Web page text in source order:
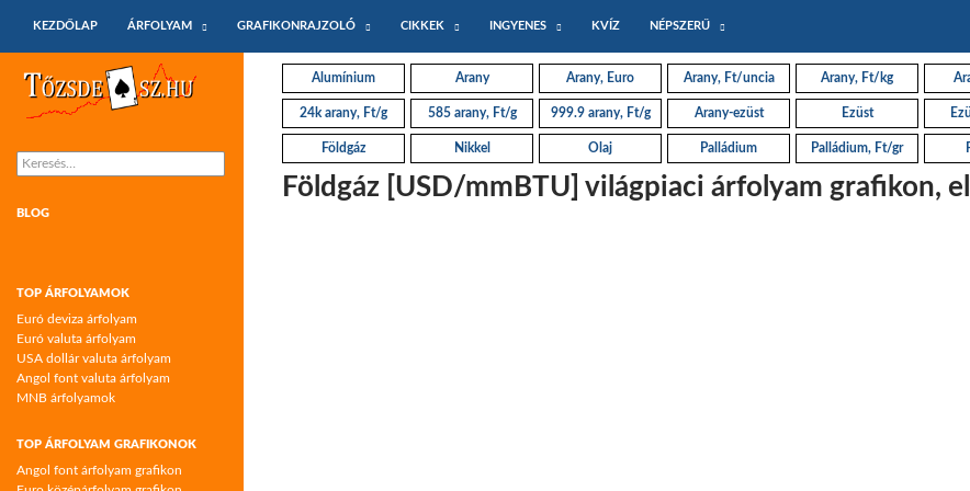
KEZDŐLAP
ÁRFOLYAM GRAFIKONRAJZOLÓ CIKKEK INGYENES KVÍZ NÉPSZERŰ
Földgáz [USD/mmBTU] világpiaci árfolyam grafikon,
Alumínium Arany Arany, Euro Arany, Ft/uncia Arany, Ft/kg
24k arany, Ft/g 585 arany, Ft/g 999.9 arany, Ft/g Arany-ezüst Ezüst
Földgáz Nikkel Olaj Palládium Palládium, Ft/gr
Tőzsdeász.hu – árfolyamok és árfolyam
grafikonok
Keresés:
BLOG
TOP ÁRFOLYAMOK
Euró deviza árfolyam
Euró valuta árfolyam
USA dollár valuta árfolyam
Angol font valuta árfolyam
MNB árfolyamok
TOP ÁRFOLYAM GRAFIKONOK
Angol font árfolyam grafikon